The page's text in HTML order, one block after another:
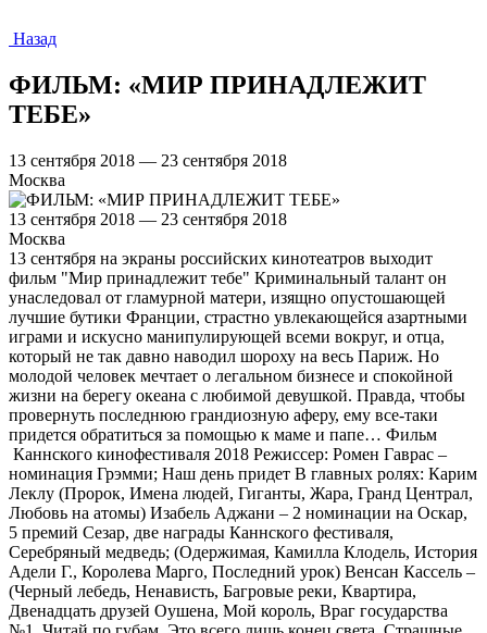
Назад
ФИЛЬМ: «МИР ПРИНАДЛЕЖИТ
ТЕБЕ»
13 сентября 2018 — 23 сентября 2018
Москва
13 сентября 2018 — 23 сентября 2018
Москва
13 сентября на экраны российских кинотеатров выходит
фильм "Мир принадлежит тебе" Криминальный талант он
унаследовал от гламурной матери, изящно опустошающей
лучшие бутики Франции, страстно увлекающейся азартными
играми и искусно манипулирующей всеми вокруг, и отца,
который не так давно наводил шороху на весь Париж. Но
молодой человек мечтает о легальном бизнесе и спокойной
жизни на берегу океана с любимой девушкой. Правда, чтобы
провернуть последнюю грандиозную аферу, ему все-таки
придется обратиться за помощью к маме и папе… Фильм
Каннского кинофестиваля 2018 Режиссер: Ромен Гаврас –
номинация Грэмми; Наш день придет В главных ролях: Карим
Леклу (Пророк, Имена людей, Гиганты, Жара, Гранд Централ,
Любовь на атомы) Изабель Аджани – 2 номинации на Оскар,
5 премий Сезар, две награды Каннского фестиваля,
Серебряный медведь; (Одержимая, Камилла Клодель, История
Адели Г., Королева Марго, Последний урок) Венсан Кассель –
(Черный лебедь, Ненависть, Багровые реки, Квартира,
Двенадцать друзей Оушена, Мой король, Враг государства